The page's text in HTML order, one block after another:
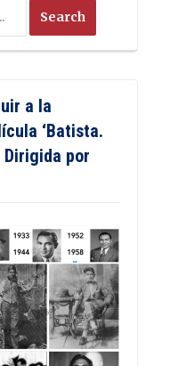
a la
‘Batista.
Dirigida por